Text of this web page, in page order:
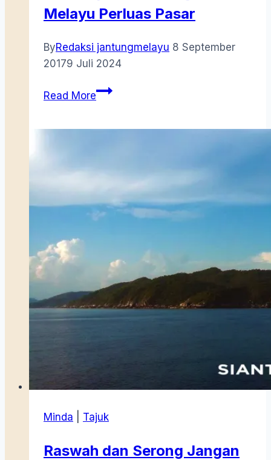
Melayu Perluas Pasar
ByRedaksi jantungmelayu 8 September
20179 Juli 2024
Read MorePerkumpulan
Minda Tajuk
Raswah dan Serong Jangan